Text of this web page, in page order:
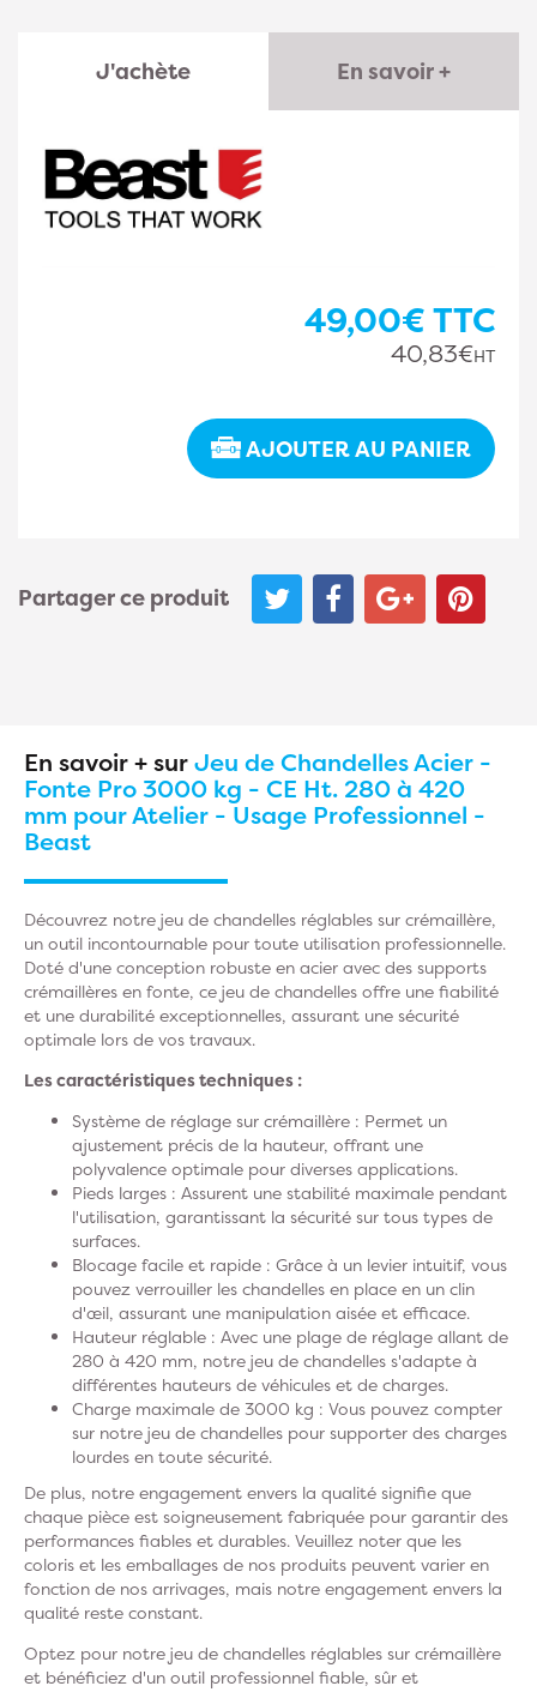
J'achète En savoir +
49,00€TTC
40,83€HT
AJOUTER AU PANIER
Partager ce produit
En savoir + surJeu de Chandelles Acier -
Fonte Pro 3000 kg - CE Ht. 280 à 420
mm pour Atelier - Usage Professionnel -
Beast
Découvrez notre jeu de chandelles réglables sur crémaillère,
un outil incontournable pour toute utilisation professionnelle.
Doté d'une conception robuste en acier avec des supports
crémaillères en fonte, ce jeu de chandelles offre une fiabilité
et une durabilité exceptionnelles, assurant une sécurité
optimale lors de vos travaux.
Les caractéristiques techniques :
Système de réglage sur crémaillère : Permet un
ajustement précis de la hauteur, offrant une
polyvalence optimale pour diverses applications.
Pieds larges : Assurent une stabilité maximale pendant
l'utilisation, garantissant la sécurité sur tous types de
surfaces.
Blocage facile et rapide : Grâce à un levier intuitif, vous
pouvez verrouiller les chandelles en place en un clin
d'œil, assurant une manipulation aisée et efficace.
Hauteur réglable : Avec une plage de réglage allant de
280 à 420 mm, notre jeu de chandelles s'adapte à
différentes hauteurs de véhicules et de charges.
Charge maximale de 3000 kg : Vous pouvez compter
sur notre jeu de chandelles pour supporter des charges
lourdes en toute sécurité.
De plus, notre engagement envers la qualité signifie que
chaque pièce est soigneusement fabriquée pour garantir des
performances fiables et durables. Veuillez noter que les
coloris et les emballages de nos produits peuvent varier en
fonction de nos arrivages, mais notre engagement envers la
qualité reste constant.
Optez pour notre jeu de chandelles réglables sur crémaillère
et bénéficiez d'un outil professionnel fiable, sûr et